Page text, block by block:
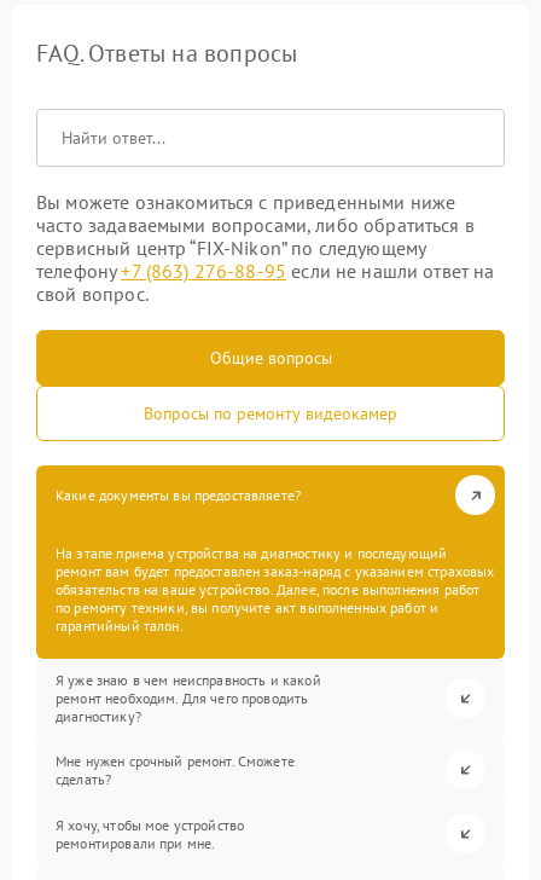
FAQ. Ответы на вопросы
Вы можете ознакомиться с приведенными ниже
часто задаваемыми вопросами, либо обратиться в
сервисный центр “FIX-Nikon” по следующему
телефону+7 (863) 276-88-95 если не нашли ответ на
свой вопрос.
Общие вопросы
Вопросы по ремонту видеокамер
Какие документы вы предоставляете?
На этапе приема устройства на диагностику и последующий
ремонт вам будет предоставлен заказ-наряд с указанием страховых
обязательств на ваше устройство. Далее, после выполнения работ
по ремонту техники, вы получите акт выполненных работ и
гарантийный талон.
Я уже знаю в чем неисправность и какой
ремонт необходим. Для чего проводить
диагностику?
Мне нужен срочный ремонт. Сможете
сделать?
Я хочу, чтобы мое устройство
ремонтировали при мне.